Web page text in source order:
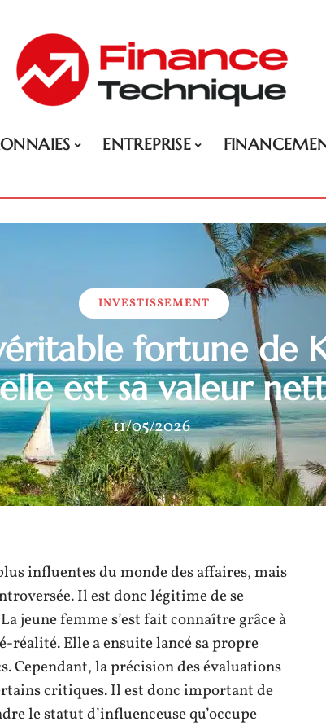
ENTREPRISE
INVESTISSEMENT
fortune de
est sa valeur
11/05/2026
influentes du monde des affaires, mais
Il est donc légitime de se
jeune femme s’est fait connaître grâce à
réalité. Elle a ensuite lancé sa propre
Cependant, la précision des évaluations
critiques. Il est donc important de
le statut d’influenceuse qu’occupe